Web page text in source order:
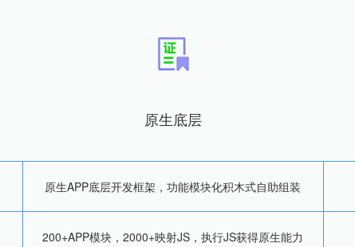
原生底层
原生APP底层开发框架，功能模块化积木式自助组装
200+APP模块，2000+映射JS，执行JS获得原生能力